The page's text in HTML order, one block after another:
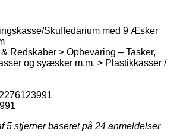
Skuffedarium med 9 Æsker
Redskaber > Opbevaring – Tasker,
og syæsker m.m. > Plastikkasser /
5 stjerner baseret på 24 anmeldelser